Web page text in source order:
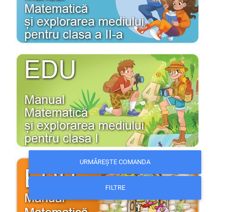
URMĂREȘTE COMANDA
FILTRE